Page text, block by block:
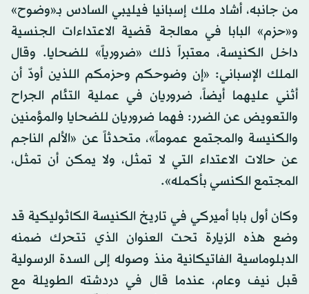
من جانبه، أشاد ملك إسبانيا فيليبي السادس بـ«وضوح»
و«حزم» البابا في معالجة قضية الاعتداءات الجنسية
داخل الكنيسة، معتبراً ذلك «ضرورياً» للضحايا. وقال
الملك الإسباني: «إن وضوحكم وحزمكم اللذين أودّ أن
أثني عليهما أيضاً، ضروريان في عملية التئام الجراح
والتعويض عن الضرر: فهما ضروريان للضحايا والمؤمنين
والكنيسة والمجتمع عموماً»، متحدثاً عن «الألم الناجم
عن حالات الاعتداء التي لا تمثل، ولا يمكن أن تمثل،
المجتمع الكنسي بأكمله».
وكان أول بابا أميركي في تاريخ الكنيسة الكاثوليكية قد
وضع هذه الزيارة تحت العنوان الذي تتحرك ضمنه
الدبلوماسية الفاتيكانية منذ وصوله إلى السدة الرسولية
قبل نيف وعام، عندما قال في دردشته الطويلة مع